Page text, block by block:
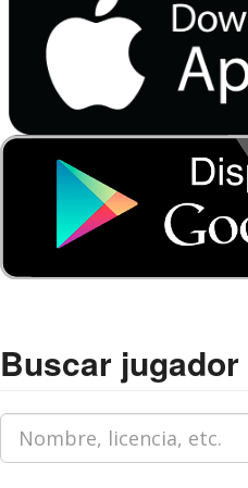
Buscar jugador